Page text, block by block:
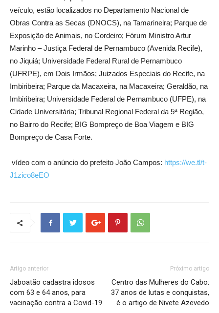
veículo, estão localizados no Departamento Nacional de
Obras Contra as Secas (DNOCS), na Tamarineira; Parque de
Exposição de Animais, no Cordeiro; Fórum Ministro Artur
Marinho – Justiça Federal de Pernambuco (Avenida Recife),
no Jiquiá; Universidade Federal Rural de Pernambuco
(UFRPE), em Dois Irmãos; Juizados Especiais do Recife, na
Imbiribeira; Parque da Macaxeira, na Macaxeira; Geraldão, na
Imbiribeira; Universidade Federal de Pernambuco (UFPE), na
Cidade Universitária; Tribunal Regional Federal da 5ª Região,
no Bairro do Recife; BIG Bompreço de Boa Viagem e BIG
Bompreço de Casa Forte.
vídeo com o anúncio do prefeito João Campos: https://we.tl/t-
J1zico8eEO
Artigo anterior
Jaboatão cadastra idosos
com 63 e 64 anos, para
vacinação contra a Covid-19
Próximo artigo
Centro das Mulheres do Cabo:
37 anos de lutas e conquistas,
é o artigo de Nivete Azevedo